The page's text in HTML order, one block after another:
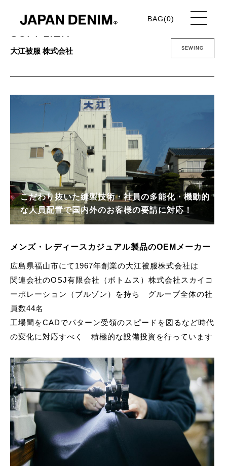
BAG(0)
大江被服 株式会社 SEWING
こだわり抜いた縫製技術・社員の多能化・機動的
な人員配置で国内外のお客様の要請に対応！
メンズ・レディースカジュアル製品のOEMメーカー
広島県福山市にて1967年創業の大江被服株式会社は
関連会社のOSJ有限会社（ボトムス）株式会社スカイコ
ーポレーション（ブルゾン）を持ち グループ全体の社
員数44名
工場間をCADでパターン受領のスピードを図るなど時代
の変化に対応すべく 積極的な設備投資を行っています